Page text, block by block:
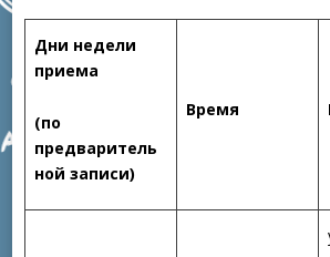
Дни недели
приема
(по
предваритель
ной записи)
Время